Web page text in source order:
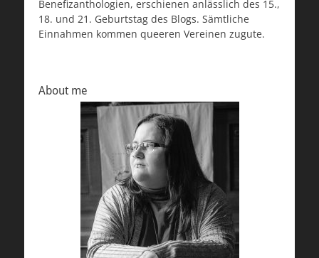
Benefizanthologien, erschienen anlässlich des 15.,
18. und 21. Geburtstag des Blogs. Sämtliche
Einnahmen kommen queeren Vereinen zugute.
About me